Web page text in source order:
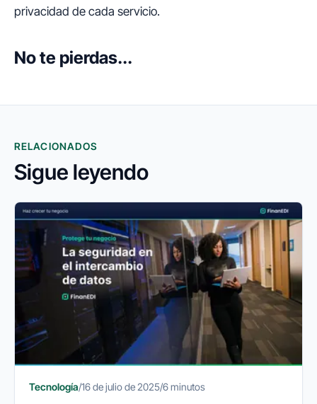
privacidad de cada servicio.
No te pierdas...
RELACIONADOS
Sigue leyendo
Tecnología/16 de julio de 2025/6 minutos